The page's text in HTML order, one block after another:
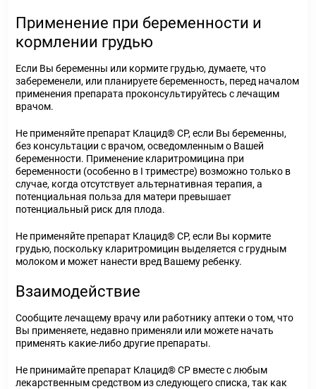
Применение при беременности и
кормлении грудью
Если Вы беременны или кормите грудью, думаете, что
забеременели, или планируете беременность, перед началом
применения препарата проконсультируйтесь с лечащим
врачом.
Не применяйте препарат Клацид® СР, если Вы беременны,
без консультации с врачом, осведомленным о Вашей
беременности. Применение кларитромицина при
беременности (особенно в I триместре) возможно только в
случае, когда отсутствует альтернативная терапия, а
потенциальная польза для матери превышает
потенциальный риск для плода.
Не применяйте препарат Клацид® СР, если Вы кормите
грудью, поскольку кларитромицин выделяется с грудным
молоком и может нанести вред Вашему ребенку.
Взаимодействие
Сообщите лечащему врачу или работнику аптеки о том, что
Вы применяете, недавно применяли или можете начать
применять какие-либо другие препараты.
Не принимайте препарат Клацид® СР вместе с любым
лекарственным средством из следующего списка, так как